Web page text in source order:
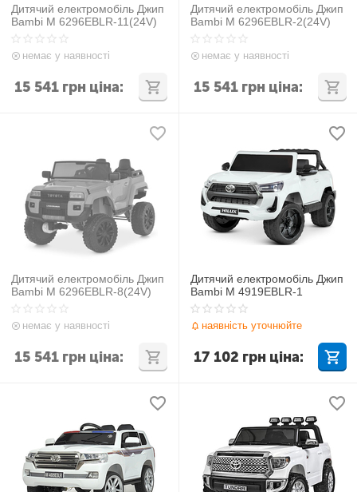
Дитячий електромобіль Джип
Bambi M 6296EBLR-11(24V)
немає у наявності
15 541 грн ціна:
Дитячий електромобіль Джип
Bambi M 6296EBLR-2(24V)
немає у наявності
15 541 грн ціна:
Дитячий електромобіль Джип
Bambi M 6296EBLR-8(24V)
немає у наявності
15 541 грн ціна:
Дитячий електромобіль Джип
Bambi M 4919EBLR-1
наявність уточнюйте
17 102 грн ціна: